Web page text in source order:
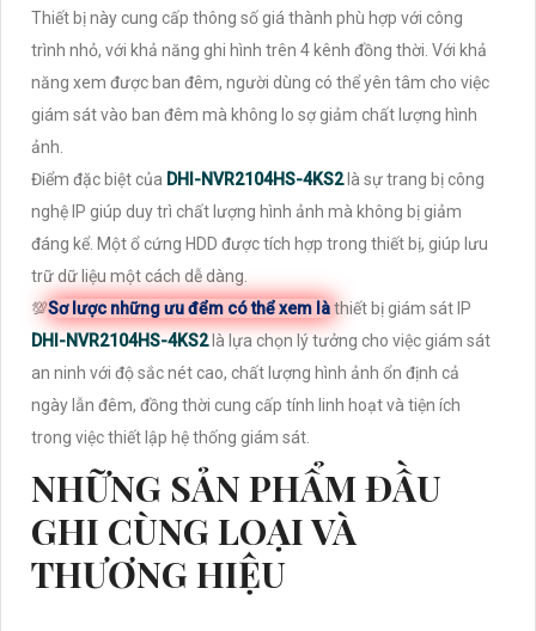
Thiết bị này cung cấp thông số giá thành phù hợp với công
trình nhỏ, với khả năng ghi hình trên 4 kênh đồng thời. Với khả
năng xem được ban đêm, người dùng có thể yên tâm cho việc
giám sát vào ban đêm mà không lo sợ giảm chất lượng hình
ảnh.
Điểm đặc biệt của DHI-NVR2104HS-4KS2 là sự trang bị công
nghệ IP giúp duy trì chất lượng hình ảnh mà không bị giảm
đáng kể. Một ổ cứng HDD được tích hợp trong thiết bị, giúp lưu
trữ dữ liệu một cách dễ dàng.
💯Sơ lược những ưu đểm có thể xem làthiết bị giám sát IP
DHI-NVR2104HS-4KS2 là lựa chọn lý tưởng cho việc giám sát
an ninh với độ sắc nét cao, chất lượng hình ảnh ổn định cả
ngày lẫn đêm, đồng thời cung cấp tính linh hoạt và tiện ích
trong việc thiết lập hệ thống giám sát.
NHỮNG SẢN PHẨM ĐẦU
GHI CÙNG LOẠI VÀ
THƯƠNG HIỆU